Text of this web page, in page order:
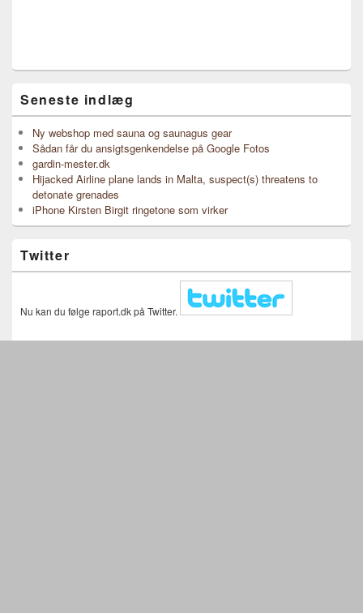
Seneste indlæg
Ny webshop med sauna og saunagus gear
Sådan får du ansigtsgenkendelse på Google Fotos
gardin-mester.dk
Hijacked Airline plane lands in Malta, suspect(s) threatens to
detonate grenades
iPhone Kirsten Birgit ringetone som virker
Twitter
Nu kan du følge raport.dk på Twitter.